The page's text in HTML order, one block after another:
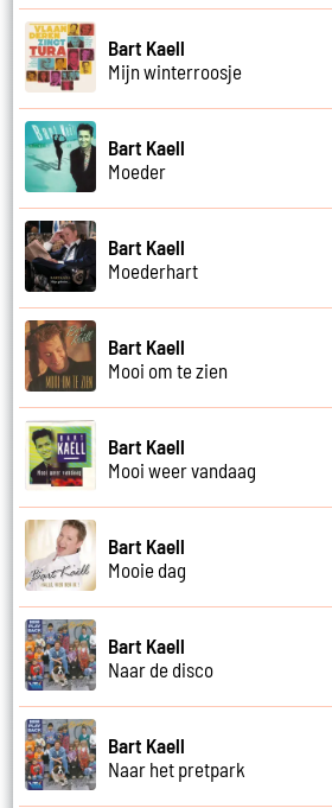
Bart Kaell
Mijn winterroosje
Bart Kaell
Moeder
Bart Kaell
Moederhart
Bart Kaell
Mooi om te zien
Bart Kaell
Mooi weer vandaag
Bart Kaell
Mooie dag
Bart Kaell
Naar de disco
Bart Kaell
Naar het pretpark